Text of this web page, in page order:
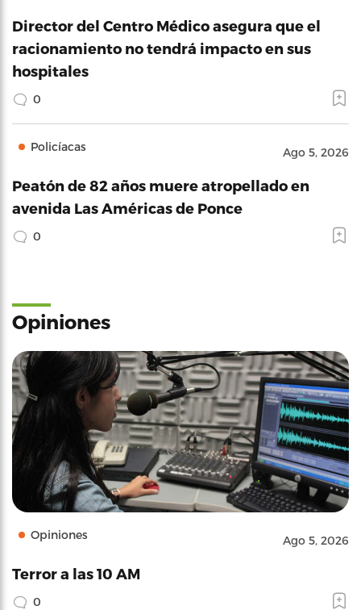
Director del Centro Médico asegura que el
racionamiento no tendrá impacto en sus
hospitales
0
Policíacas Ago 5, 2026
Peatón de 82 años muere atropellado en
avenida Las Américas de Ponce
0
Opiniones
Opiniones Ago 5, 2026
Terror a las 10 AM
0